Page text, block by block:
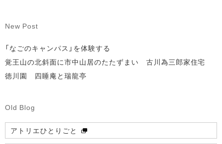
New Post
「なごのキャンパス」を体験する
覚王山の北斜面に市中山居のたたずまい 古川為三郎家住宅
徳川園 四睡庵と瑞龍亭
Old Blog
アトリエひとりごと